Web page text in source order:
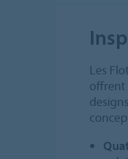
Les
offrent